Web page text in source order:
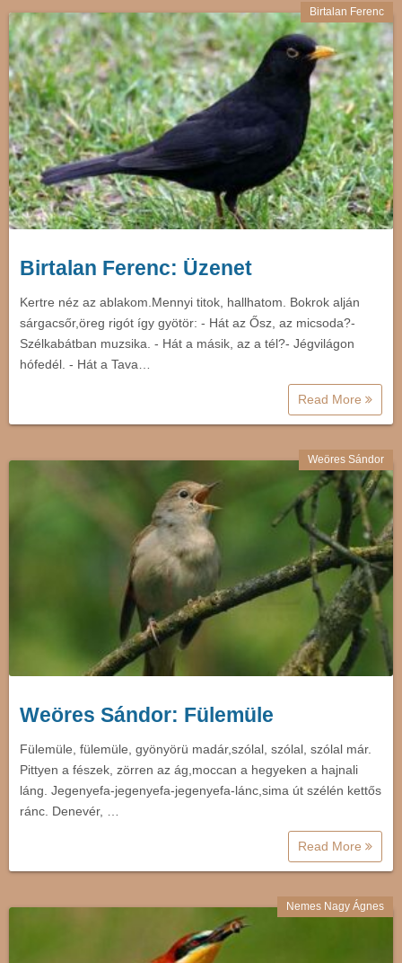
Birtalan Ferenc
Birtalan Ferenc: Üzenet
Kertre néz az ablakom.Mennyi titok, hallhatom. Bokrok alján
sárgacsőr,öreg rigót így gyötör: - Hát az Ősz, az micsoda?-
Szélkabátban muzsika. - Hát a másik, az a tél?- Jégvilágon
hófedél. - Hát a Tava…
Read More
Weöres Sándor
Weöres Sándor: Fülemüle
Fülemüle, fülemüle, gyönyörü madár,szólal, szólal, szólal már.
Pittyen a fészek, zörren az ág,moccan a hegyeken a hajnali
láng. Jegenyefa-jegenyefa-jegenyefa-lánc,sima út szélén kettős
ránc. Denevér, …
Read More
Nemes Nagy Ágnes